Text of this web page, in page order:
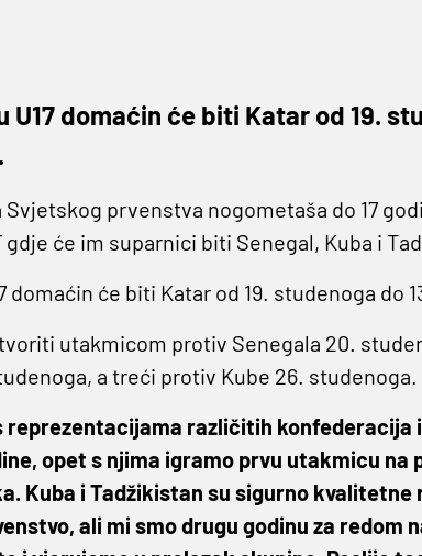
domaćin će biti Katar od 19.
Svjetskog prvenstva nogometaša do 17
će im suparnici biti Senegal, Kuba i
će biti Katar od 19. studenoga do
utakmicom protiv Senegala 20.
a treći protiv Kube 26. studenoga.
reprezentacijama različitih konfederacija
opet s njima igramo prvu utakmicu
Kuba i Tadžikistan su sigurno
ali mi smo drugu godinu za redom